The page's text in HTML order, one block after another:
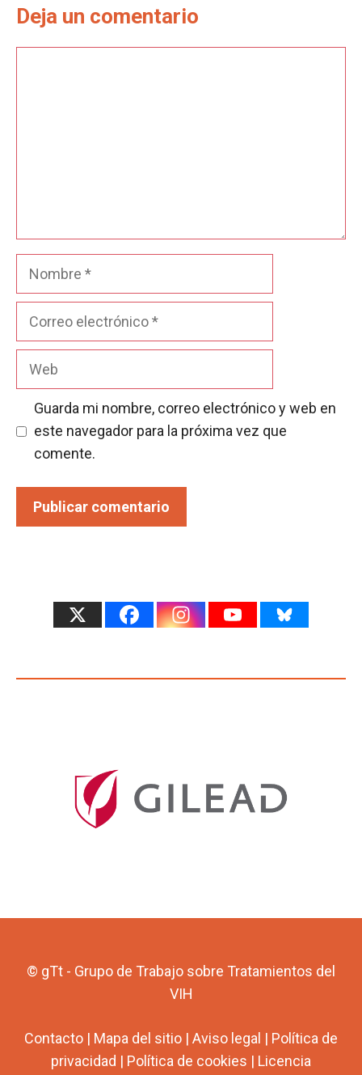
Deja un comentario
Nombre
Guarda mi nombre, correo electrónico y web en
este navegador para la próxima vez que
comente.
© gTt - Grupo de Trabajo sobre Tratamientos del
VIH
Contacto | Mapa del sitio | Aviso legal | Política de
privacidad | Política de cookies | Licencia